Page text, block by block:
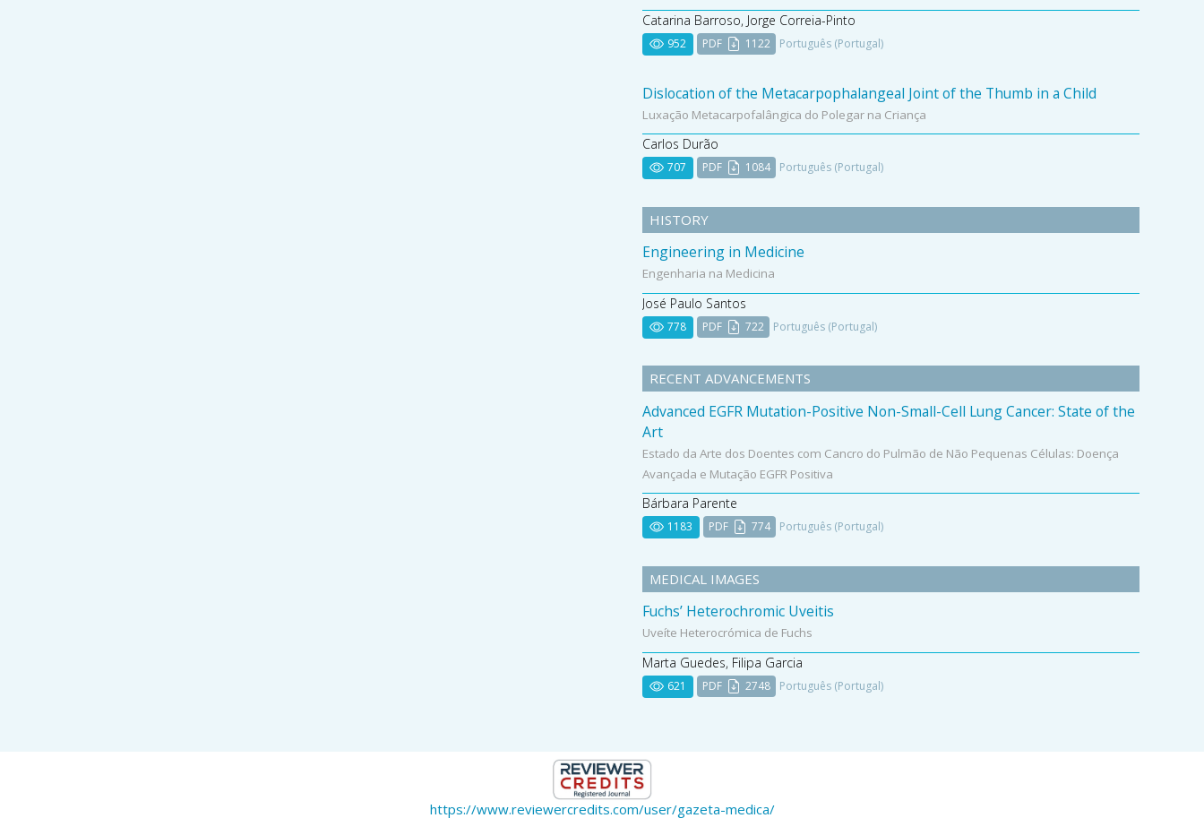
Catarina Barroso, Jorge Correia-Pinto
952 PDF 1122 Português (Portugal)
Dislocation of the Metacarpophalangeal Joint of the Thumb in a Child
Luxação Metacarpofalângica do Polegar na Criança
Carlos Durão
707 PDF 1084 Português (Portugal)
HISTORY
Engineering in Medicine
Engenharia na Medicina
José Paulo Santos
778 PDF 722 Português (Portugal)
RECENT ADVANCEMENTS
Advanced EGFR Mutation-Positive Non-Small-Cell Lung Cancer: State of the
Art
Estado da Arte dos Doentes com Cancro do Pulmão de Não Pequenas Células: Doença
Avançada e Mutação EGFR Positiva
Bárbara Parente
1183 PDF 774 Português (Portugal)
MEDICAL IMAGES
Fuchs’ Heterochromic Uveitis
Uveíte Heterocrómica de Fuchs
Marta Guedes, Filipa Garcia
621 PDF 2748 Português (Portugal)
https://www.reviewercredits.com/user/gazeta-medica/